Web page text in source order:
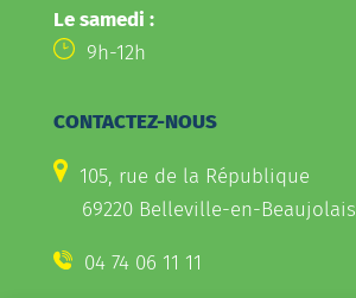
Le samedi :
9h-12h
CONTACTEZ-NOUS
105, rue de la République
69220 Belleville-en-Beaujolais
04 74 06 11 11